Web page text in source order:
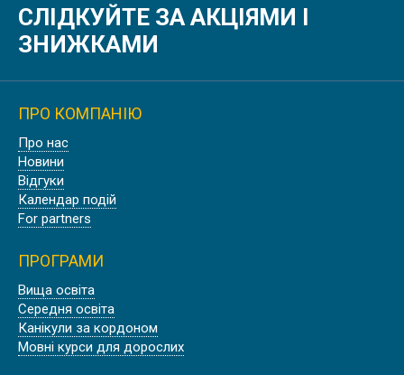
НАВЧАННЯ У ФРАНЦІЇ PARIS 1
PANTHÉON-SORBONNE UNIVERSITY
ШТУДІЄНКОЛЕГ КАРЛСРУЕ,
НІМЕЧЧИНА
СЛІДКУЙТЕ ЗА АКЦІЯМИ І
ЗНИЖКАМИ
ПРО КОМПАНІЮ
Про нас
Новини
Відгуки
Календар подій
For partners
ПРОГРАМИ
Вища освіта
Середня освіта
Канікули за кордоном
Мовні курси для дорослих